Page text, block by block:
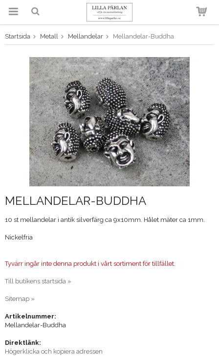
Produkten har blivit tillagd i
varukorgen
Startsida Metall Mellandelar Mellandelar-Buddha
MELLANDELAR-BUDDHA
10 st mellandelar i antik silverfärg ca 9x10mm. Hålet mäter ca 1mm.
Nickelfria
Tyvärr ingår inte denna produkt i vårt sortiment för tillfället.
Till butikens startsida »
Sitemap »
Artikelnummer:
Mellandelar-Buddha
Direktlänk:
Högerklicka och kopiera adressen